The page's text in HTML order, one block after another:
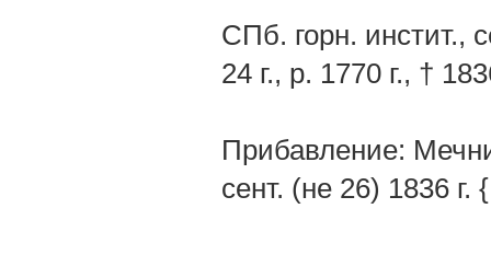
СПб. горн. инстит.,
24 г., р. 1770 г., †
Прибавление:
сент. (не 26) 1836 г.